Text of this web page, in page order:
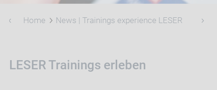
Home News | Trainings experience LESER
LESER Trainings erleben